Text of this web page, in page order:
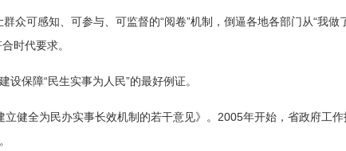
众可感知、可参与、可监督的“阅卷”机制，倒逼各地各部门从“我做
时代要求。
保障“民生实事为人民”的最好例证。
健全为民办实事长效机制的若干意见》。2005年开始，省政府工作